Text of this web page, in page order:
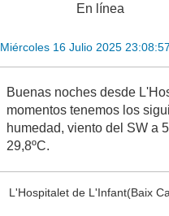
En línea
Miércoles 16 Julio 2025
Buenas noches desde
momentos tenemos los
humedad, viento del SW a
29,8ºC.
L'Hospitalet de L'Infant(Baix